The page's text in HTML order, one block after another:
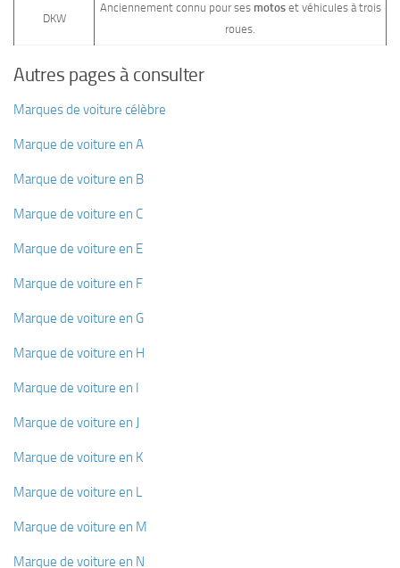
DKW
Anciennement connu pour ses motoset véhicules à trois
roues.
Autres pages à consulter
Marques de voiture célèbre
Marque de voiture en A
Marque de voiture en B
Marque de voiture en C
Marque de voiture en E
Marque de voiture en F
Marque de voiture en G
Marque de voiture en H
Marque de voiture en I
Marque de voiture en J
Marque de voiture en K
Marque de voiture en L
Marque de voiture en M
Marque de voiture en N